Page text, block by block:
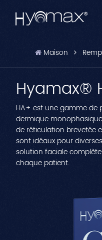
Maison
Hyamax®
HA+ est une gamme
dermique
de réticulation brevetée
sont idéaux pour
solution faciale
chaque patient.